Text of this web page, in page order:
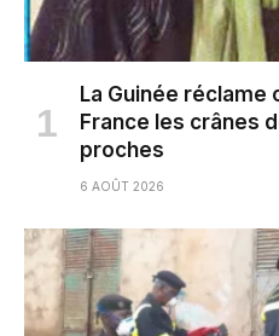
La Guinée
France les crânes
proches
6 AOÛT 2026